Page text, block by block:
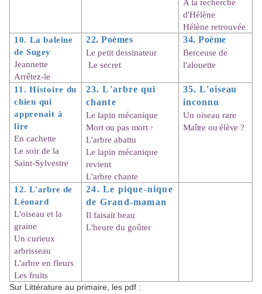
A la recherche
d'Hélène
Hélène retrouvée
10. La baleine
de Sugey
Jeannette
Arrêtez-le
22. Poèmes
Le petit dessinateur
Le secret
34. Poème
Berceuse de
l'alouette
11. Histoire du
chien qui
apprenait à
lire
En cachette
Le soir de la
Saint-Sylvestre
23. L 'arbre qui
chante
Le lapin mécanique
Mort ou pas mort ?
L'arbre abattu
Le lapin mécanique
revient
L'arbre chante
35. L'oiseau
inconnu
Un oiseau rare
Maître ou élève ?
12. L'arbre de
Léonard
L'oiseau et la
graine
Un curieux
arbrisseau
L'arbre en fleurs
Les fruits
24. Le pique-nique
de Grand-maman
Il faisait beau
L'heure du goûter
Sur Littérature au primaire, les pdf :